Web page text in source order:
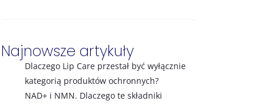
Najnowsze artykuły
Dlaczego Lip Care przestał być wyłącznie
kategorią produktów ochronnych?
NAD+ i NMN. Dlaczego te składniki